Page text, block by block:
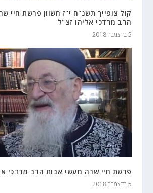
קול צופייך תשנ"ח י"ז חשוון פרשת חיי
הרב מרדכי אליהו זצ"ל
5 בדצמבר 2018
פרשת חיי שרה מעשי אבות הרב מרדכי
5 בדצמבר 2018